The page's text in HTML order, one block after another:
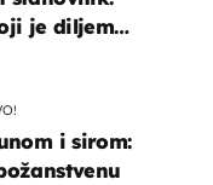
je diljem
i sirom: